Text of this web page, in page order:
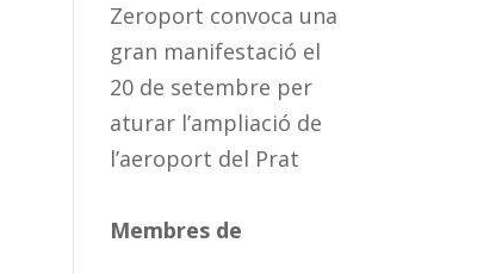
Zeroport convoca una
gran manifestació el
20 de setembre per
aturar l’ampliació de
l’aeroport del Prat
Membres de